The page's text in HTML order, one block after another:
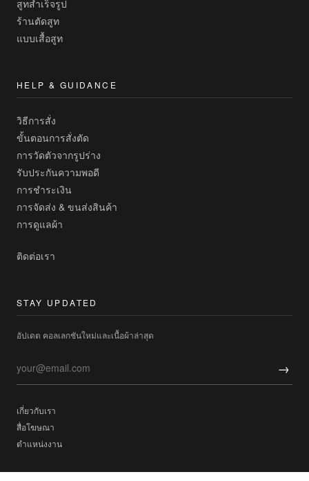
สูทสำเร็จรูป
ร้านตัดสูท
แบบเสื้อสูท
HELP & GUIDANCE
วิธีการสั่ง
ขั้นตอนการสั่งตัด
การวัดตัวจากรูปร่าง
รับประกันความพอดี
การชำระเงิน
การจัดส่ง & ขนส่งสินค้า
การดูแลผ้า
ติดต่อเรา
STAY UPDATED
อัปเดต คอลเลกชันใหม่และเนื้อผ้าล่าสุด
→
เกี่ยวกับเรา
สื่อโฆษณา
ตำแหน่งงาน